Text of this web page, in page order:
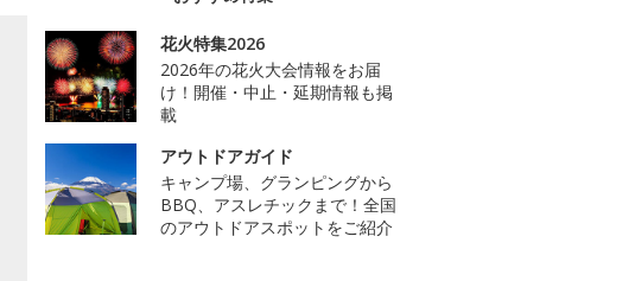
花火特集2026
2026年の花火大会情報をお届
け！開催・中止・延期情報も掲
載
アウトドアガイド
キャンプ場、グランピングから
BBQ、アスレチックまで！全国
のアウトドアスポットをご紹介